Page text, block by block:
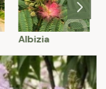
Albizia